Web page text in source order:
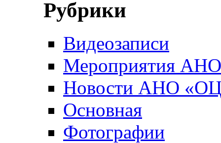
Рубрики
Видеозаписи
Мероприятия
Новости АНО
Основная
Фотографии